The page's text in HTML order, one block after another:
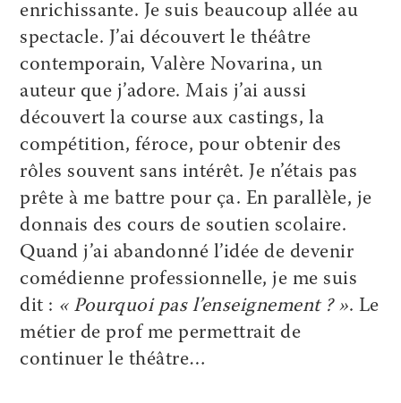
enrichissante. Je suis beaucoup allée au
spectacle. J’ai découvert le théâtre
contemporain, ­Valère ­Novarina, un
auteur que j’adore. Mais j’ai aussi
découvert la course aux castings, la
compétition, féroce, pour obtenir des
rôles souvent sans intérêt. Je n’étais pas
prête à me battre pour ça. En parallèle, je
donnais des cours de soutien scolaire.
Quand j’ai abandonné l’idée de devenir
comédienne professionnelle, je me suis
dit : « Pourquoi pas l’enseignement ? ». Le
métier de prof me permettrait de
continuer le théâtre…